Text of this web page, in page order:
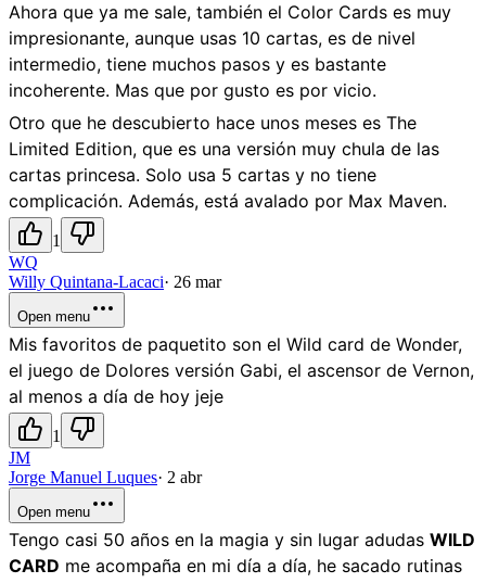
Ahora que ya me sale, también el Color Cards es muy
impresionante, aunque usas 10 cartas, es de nivel
intermedio, tiene muchos pasos y es bastante
incoherente. Mas que por gusto es por vicio.
Otro que he descubierto hace unos meses es The
Limited Edition, que es una versión muy chula de las
cartas princesa. Solo usa 5 cartas y no tiene
complicación. Además, está avalado por Max Maven.
1
WQ
Willy Quintana-Lacaci· 26 mar
Open menu
Mis favoritos de paquetito son el Wild card de Wonder,
el juego de Dolores versión Gabi, el ascensor de Vernon,
al menos a día de hoy jeje
1
JM
Jorge Manuel Luques· 2 abr
Open menu
Tengo casi 50 años en la magia y sin lugar adudas WILD
CARD me acompaña en mi día a día, he sacado rutinas